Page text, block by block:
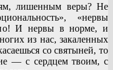
лишенным веры? Не
«нервы
И нервы в норме, и
из нас, закаленных
со святыней, то
— с сердцем твоим, с